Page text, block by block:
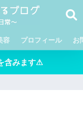
容 プロフィール お
含みます⚠